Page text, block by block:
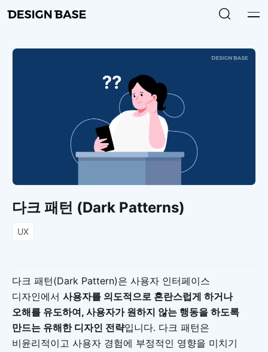
다크 패턴 (Dark Patterns)
UX
다크 패턴(Dark Pattern)은 사용자 인터페이스
디자인에서 사용자를 의도적으로 혼란스럽게 하거나
오해를 유도하여, 사용자가 원하지 않는 행동을 하도록
만드는 유해한 디자인 전략입니다. 다크 패턴은
비윤리적이고 사용자 경험에 부정적인 영향을 미치기